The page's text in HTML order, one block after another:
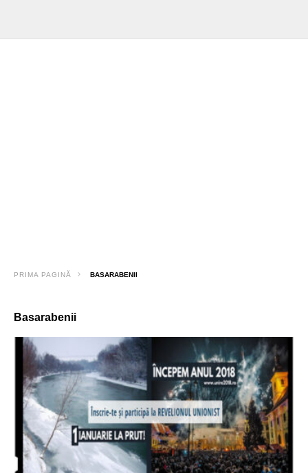
PRIMA PAGINĂ BASARABENII
Basarabenii